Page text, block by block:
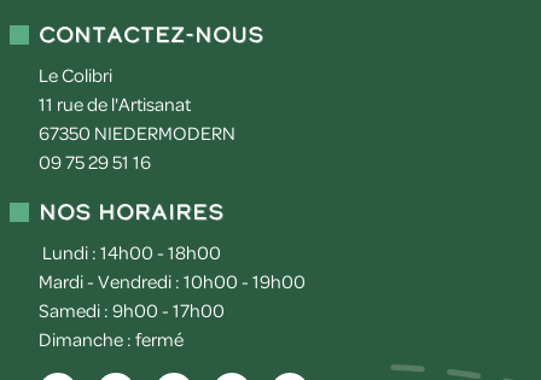
Contactez-nous
Le Colibri
11 rue de l'Artisanat
67350 NIEDERMODERN
09 75 29 51 16
Nos horaires
Lundi : 14h00 - 18h00
Mardi - Vendredi : 10h00 - 19h00
Samedi : 9h00 - 17h00
Dimanche : fermé